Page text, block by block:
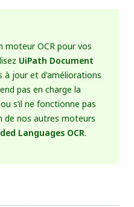
moteur OCR pour vos
UiPath Document
à jour et d'améliorations
pas en charge la
s’il ne fonctionne pas
de nos autres moteurs
Languages OCR.